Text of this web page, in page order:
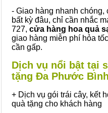
- Giao hàng nhanh
bất kỳ đâu, chỉ cần nhắc
727, cửa hàng hoa quả
giao hàng miễn phí hỏa
cần gấp.
Dịch vụ nổi bật tại
tặng Đa Phước
+ Dịch vụ gói trái cây, kết
quà tặng cho khách hàng